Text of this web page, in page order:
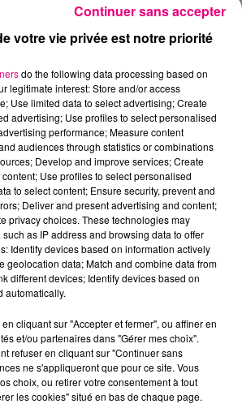
perturbée dans le
Verdier...
votre vie privée est notre priorité
do the following data processing based on
legitimate interest: Store and/or access
Use limited data to select advertising; Create
advertising; Use profiles to select personalised
performance; Measure content
audiences through statistics or combinations
Develop and improve services; Create
Use profiles to select personalised
to select content; Ensure security, prevent and
Deliver and present advertising and content;
privacy choices. These technologies may
as IP address and browsing data to offer
Identify devices based on information actively
geolocation data; Match and combine data from
different devices; Identify devices based on
automatically.
cliquant sur "Accepter et fermer", ou affiner en
et/ou partenaires dans "Gérer mes choix".
refuser en cliquant sur "Continuer sans
ne s'appliqueront que pour ce site. Vous
choix, ou retirer votre consentement à tout
les cookies" situé en bas de chaque page.
Continuer sans accepter